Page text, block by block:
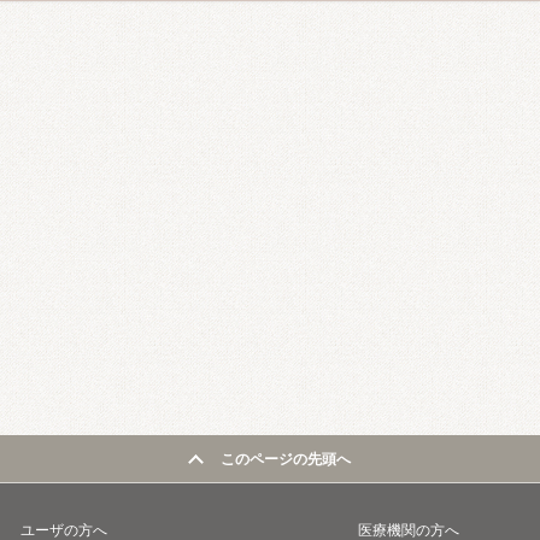
このページの先頭へ
ユーザの方へ 医療機関の方へ